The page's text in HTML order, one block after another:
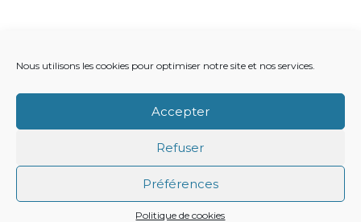
Nous utilisons les cookies pour optimiser notre site et nos services.
Accepter
Refuser
Préférences
Politique de cookies
Principale
RECRUTEMENT
NOTRE ACTUALITÉ
VIE DU CABINET
CONTACT
MENTIONS LÉGALES
CONCEPTION ET RÉALISATION CLASSE 7